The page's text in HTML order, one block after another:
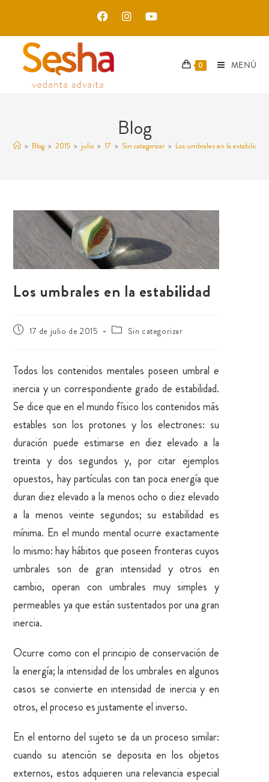
0 MENÚ
Blog
> Blog > 2015 > julio > 17 > Sin categorizar > Los umbrales en la estabilidad
Los umbrales en la estabilidad
17 de julio de 2015 Sin categorizar
Todos los contenidos mentales poseen umbral e
inercia y un correspondiente grado de estabilidad.
Se dice que en el mundo físico los contenidos más
estables son los protones y los electrones: su
duración puede estimarse en diez elevado a la
treinta y dos segundos y, por citar ejemplos
opuestos, hay partículas con tan poca energía que
duran diez elevado a la menos ocho o diez elevado
a la menos veinte segundos; su estabilidad es
mínima. En el mundo mental ocurre exactamente
lo mismo: hay hábitos que poseen fronteras cuyos
umbrales son de gran intensidad y otros en
cambio, operan con umbrales muy simples y
permeables ya que están sustentados por una gran
inercia.
Ocurre como con el principio de conservación de
la energía; la intensidad de los umbrales en algunos
casos se convierte en intensidad de inercia y en
otros, el proceso es justamente el inverso.
En el entorno del sujeto se da un proceso similar:
cuando su atención se deposita en los objetos
externos, estos adquieren una relevancia especial